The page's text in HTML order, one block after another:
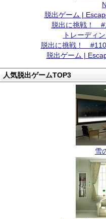
脱出ゲーム |
脱出に挑戦！
トレーディ
脱出に挑戦！
脱出ゲーム |
人気脱出ゲームTOP3
雪